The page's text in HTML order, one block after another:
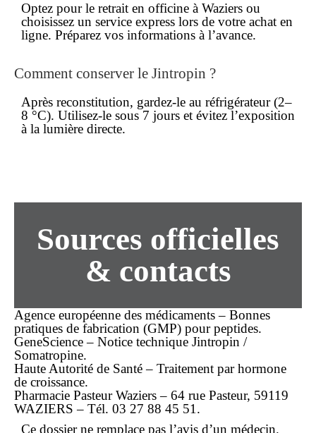
Optez pour le retrait en officine à Waziers ou
choisissez un service express lors de votre achat en
ligne. Préparez vos informations à l’avance.
Comment conserver le Jintropin ?
Après reconstitution, gardez-le au réfrigérateur (2–
8 °C). Utilisez-le sous 7 jours et évitez l’exposition
à la lumière directe.
Sources officielles
& contacts
Agence européenne des médicaments – Bonnes
pratiques de fabrication (GMP) pour peptides.
GeneScience – Notice technique Jintropin /
Somatropine.
Haute Autorité de Santé – Traitement par hormone
de croissance.
Pharmacie Pasteur Waziers – 64 rue Pasteur, 59119
WAZIERS – Tél. 03 27 88 45 51.
Ce dossier ne remplace pas l’avis d’un médecin.